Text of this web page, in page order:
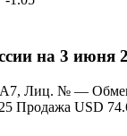
на 3 июня
Лиц. № —
Продажа USD